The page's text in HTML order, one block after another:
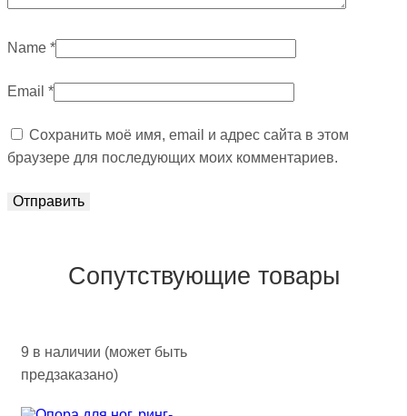
Name *
Email *
Сохранить моё имя, email и адрес сайта в этом
браузере для последующих моих комментариев.
Сопутствующие товары
9 в наличии (может быть
предзаказано)